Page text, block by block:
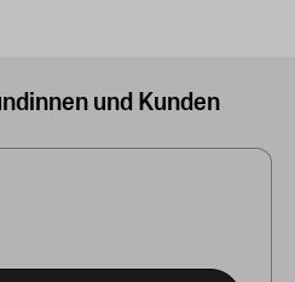
und Kunden